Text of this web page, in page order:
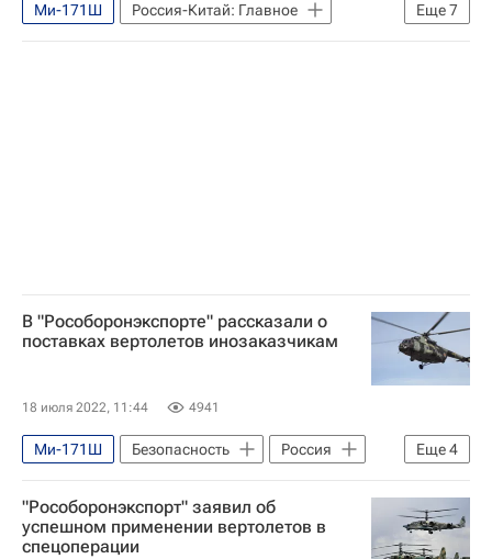
Еще7
Ми-171Ш
Россия-Китай: Главное
Ка-52 "Аллигатор"
Ми-28НЭ
В "Рособоронэкспорте" рассказали о
поставках вертолетов инозаказчикам
18 июля 2022, 11:44 4941
Еще4
Ми-171Ш Безопасность
Россия
Рособоронэкспорт
Улан-Удэнский авиационный завод
Вертолеты России
"Рособоронэкспорт" заявил об
успешном применении вертолетов в
спецоперации